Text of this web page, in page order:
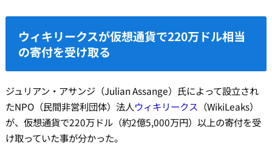
ウィキリークスが仮想通貨で220万ドル相当
の寄付を受け取る
ジュリアン・アサンジ（Julian Assange）氏によって設立され
たNPO（民間非営利団体）法人ウィキリークス （WikiLeaks）
が、仮想通貨で220万ドル（約2億5,000万円）以上の寄付を受
け取っていた事が分かった。